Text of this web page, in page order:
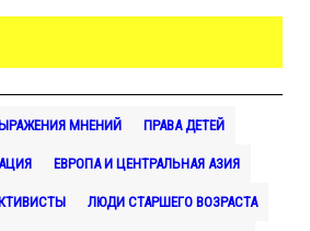
МНЕНИЙ ПРАВА ДЕТЕЙ
ЕВРОПА И ЦЕНТРАЛЬНАЯ АЗИЯ
ЛЮДИ СТАРШЕГО ВОЗРАСТА